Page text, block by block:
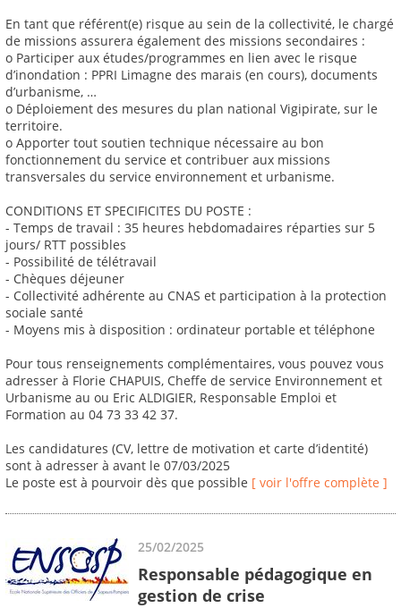
En tant que référent(e) risque au sein de la collectivité, le chargé
de missions assurera également des missions secondaires :
o Participer aux études/programmes en lien avec le risque
d’inondation : PPRI Limagne des marais (en cours), documents
d’urbanisme, …
o Déploiement des mesures du plan national Vigipirate, sur le
territoire.
o Apporter tout soutien technique nécessaire au bon
fonctionnement du service et contribuer aux missions
transversales du service environnement et urbanisme.
CONDITIONS ET SPECIFICITES DU POSTE :
- Temps de travail : 35 heures hebdomadaires réparties sur 5
jours/ RTT possibles
- Possibilité de télétravail
- Chèques déjeuner
- Collectivité adhérente au CNAS et participation à la protection
sociale santé
- Moyens mis à disposition : ordinateur portable et téléphone
Pour tous renseignements complémentaires, vous pouvez vous
adresser à Florie CHAPUIS, Cheffe de service Environnement et
Urbanisme au ou Eric ALDIGIER, Responsable Emploi et
Formation au 04 73 33 42 37.
Les candidatures (CV, lettre de motivation et carte d’identité)
sont à adresser à avant le 07/03/2025
Le poste est à pourvoir dès que possible [ voir l'offre complète ]
25/02/2025
Responsable pédagogique en
gestion de crise